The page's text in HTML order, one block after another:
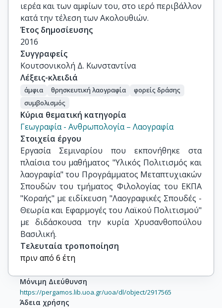
ιερέα και των αμφίων του, στο ιερό περιβάλλον
κατά την τέλεση των Ακολουθιών.
Έτος δημοσίευσης
2016
Συγγραφείς
Κουτσονικολή Δ. Κωνσταντίνα
Λέξεις-κλειδιά
άμφια θρησκευτική λαογραφία
φορείς δράσης
συμβολισμός
Κύρια θεματική κατηγορία
Γεωγραφία - Ανθρωπολογία – Λαογραφία
Στοιχεία έργου
Εργασία Σεμιναρίου που εκπονήθηκε στα
πλαίσια του μαθήματος "Υλικός Πολιτισμός και
λαογραφία" του Προγράμματος Μεταπτυχιακών
Σπουδών του τμήματος Φιλολογίας του ΕΚΠΑ
"Κοραής" με ειδίκευση "Λαογραφικές Σπουδές -
Θεωρία και Εφαρμογές του Λαϊκού Πολιτισμού"
με διδάσκουσα την κυρία Χρυσανθοπούλου
Βασιλική.
Τελευταία τροποποίηση
πριν από 6 έτη
Μόνιμη Διεύθυνση
https://pergamos.lib.uoa.gr/uoa/dl/object/2917565
Άδεια χρήσης